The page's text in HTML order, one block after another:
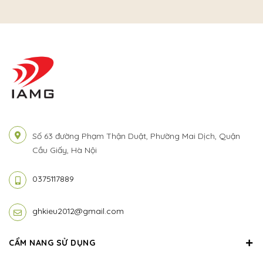
Số 63 đường Phạm Thận Duật, Phường Mai Dịch, Quận
Cầu Giấy, Hà Nội
0375117889
ghkieu2012@gmail.com
CẨM NANG SỬ DỤNG